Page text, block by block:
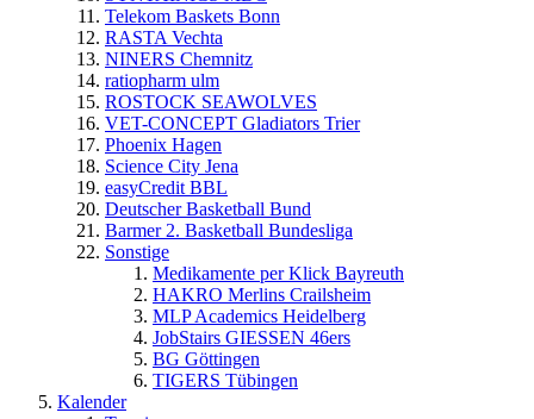
Telekom Baskets Bonn
RASTA Vechta
NINERS Chemnitz
ratiopharm ulm
ROSTOCK SEAWOLVES
VET-CONCEPT Gladiators Trier
Phoenix Hagen
Science City Jena
easyCredit BBL
Deutscher Basketball Bund
Barmer 2. Basketball Bundesliga
Sonstige
Medikamente per Klick Bayreuth
HAKRO Merlins Crailsheim
MLP Academics Heidelberg
JobStairs GIESSEN 46ers
BG Göttingen
TIGERS Tübingen
Kalender